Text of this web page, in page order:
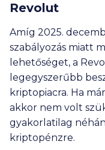
Revolut
Amíg 2025.
szabályozás miatt
lehetőséget, a
legegyszerűbb
kriptopiacra. Ha
akkor nem volt
gyakorlatilag
kriptopénzre.